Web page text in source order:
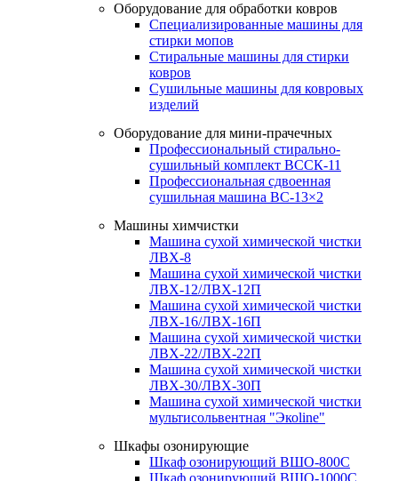
Оборудование для обработки ковров
Специализированные машины для
стирки мопов
Стиральные машины для стирки
ковров
Сушильные машины для ковровых
изделий
Оборудование для мини-прачечных
Профессиональный стирально-
сушильный комплект ВССК-11
Профессиональная сдвоенная
сушильная машина ВС-13×2
Машины химчистки
Машина сухой химической чистки
ЛВХ-8
Машина сухой химической чистки
ЛВХ-12/ЛВХ-12П
Машина сухой химической чистки
ЛВХ-16/ЛВХ-16П
Машина сухой химической чистки
ЛВХ-22/ЛВХ-22П
Машина сухой химической чистки
ЛВХ-30/ЛВХ-30П
Машина сухой химической чистки
мультисольвентная "Экоline"
Шкафы озонирующие
Шкаф озонирующий ВШО-800С
Шкаф озонирующий ВШО-1000С